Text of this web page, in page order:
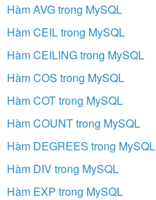
Hàm AVG trong MySQL
Hàm CEIL trong MySQL
Hàm CEILING trong MySQL
Hàm COS trong MySQL
Hàm COT trong MySQL
Hàm COUNT trong MySQL
Hàm DEGREES trong MySQL
Hàm DIV trong MySQL
Hàm EXP trong MySQL